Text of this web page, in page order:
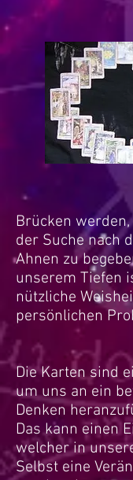
Brücken
der Suche nach
Ahnen zu
unserem Tiefen
nützliche
persönlichen
Die Karten sind
um uns an ein
Denken
Das kann einen
welcher in
Selbst eine